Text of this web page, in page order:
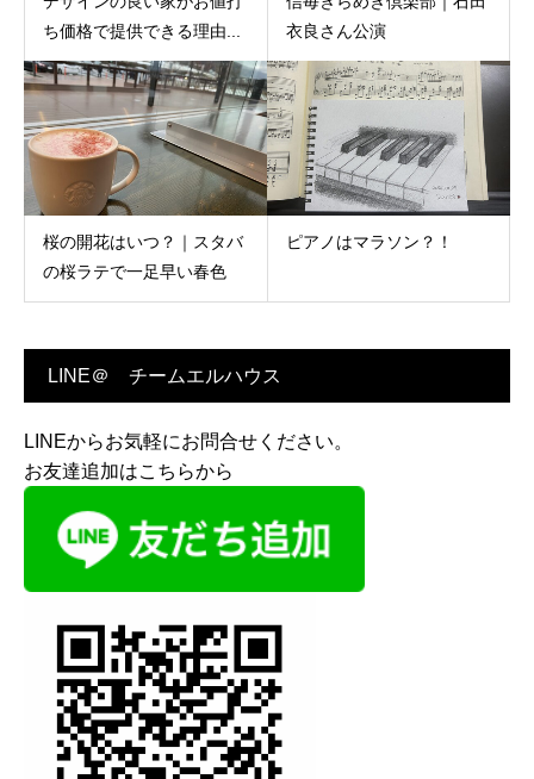
ち価格で提供できる理由...
衣良さん公演
桜の開花はいつ？｜スタバ
の桜ラテで一足早い春色
ピアノはマラソン？！
LINE＠ チームエルハウス
LINEからお気軽にお問合せください。
お友達追加はこちらから